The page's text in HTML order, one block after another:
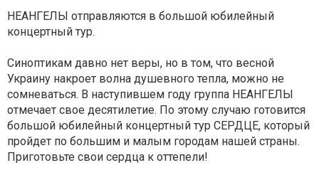
НЕАНГЕЛЫ отправляются в большой юбилейный
концертный тур.
Синоптикам давно нет веры, но в том, что весной
Украину накроет волна душевного тепла, можно не
сомневаться. В наступившем году группа НЕАНГЕЛЫ
отмечает свое десятилетие. По этому случаю готовится
большой юбилейный концертный тур СЕРДЦЕ, который
пройдет по большим и малым городам нашей страны.
Приготовьте свои сердца к оттепели!